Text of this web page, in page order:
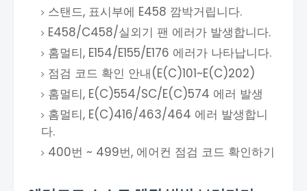
스탠드, 표시부에 E458 깜박거립니다.
E458/C458/실외기 팬 에러가 발생합니다.
홈멀티, E154/E155/E176 에러가 나타납니다.
점검 코드 확인 안내(E(C)101~E(C)202)
홈멀티, E(C)554/SC/E(C)574 에러 발생
홈멀티, E(C)416/463/464 에러 발생합니
다.
400번 ~ 499번, 에어컨 점검 코드 확인하기